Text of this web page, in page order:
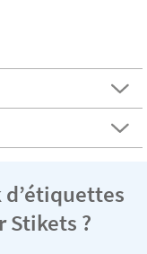
Stikets ?